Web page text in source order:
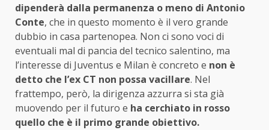
dipenderà dalla permanenza o meno di Antonio
Conte, che in questo momento è il vero grande
dubbio in casa partenopea. Non ci sono voci di
eventuali mal di pancia del tecnico salentino, ma
l’interesse di Juventus e Milan è concreto e non è
detto che l’ex CT non possa vacillare. Nel
frattempo, però, la dirigenza azzurra si sta già
muovendo per il futuro e ha cerchiato in rosso
quello che è il primo grande obiettivo.